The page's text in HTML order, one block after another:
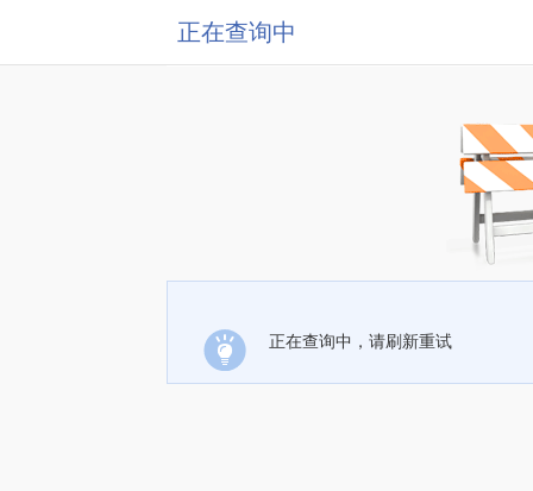
正在查询中
正在查询中，请刷新重试